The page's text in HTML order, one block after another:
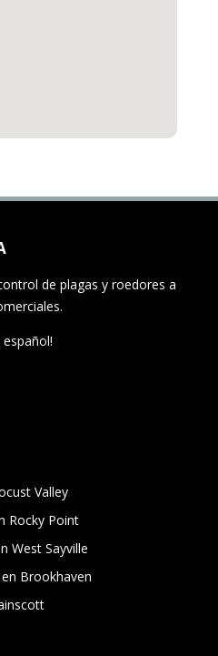
de plagas y roedores a
Valley
Rocky Point
West Sayville
Brookhaven